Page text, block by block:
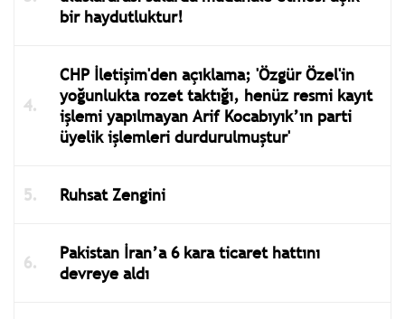
bir haydutluktur!
CHP İletişim'den açıklama; 'Özgür Özel'in
yoğunlukta rozet taktığı, henüz resmi kayıt
işlemi yapılmayan Arif Kocabıyık’ın parti
üyelik işlemleri durdurulmuştur'
Ruhsat Zengini
Pakistan İran’a 6 kara ticaret hattını
devreye aldı